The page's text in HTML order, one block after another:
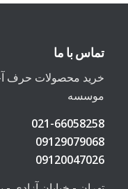
تماس با ما
خرید محصولات حرف
موسسه
021-66058258
09129079068
09120047026